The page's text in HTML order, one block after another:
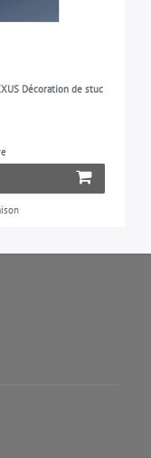
Décoration de stuc